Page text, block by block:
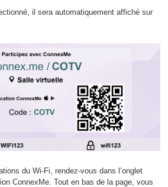
il sera automatiquement affiché sur
du Wi-Fi, rendez-vous dans l’onglet
ConnexMe. Tout en bas de la page, vous